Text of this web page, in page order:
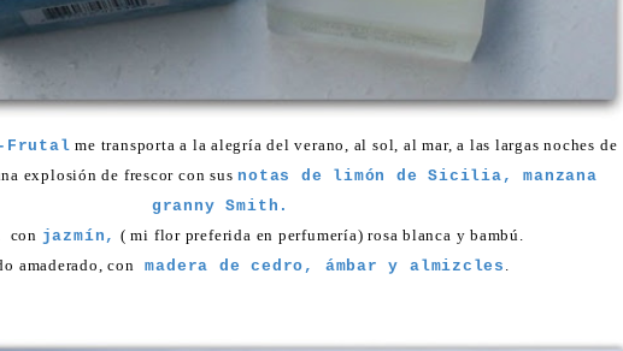
Frutal me transporta a la alegría del verano, al sol, al mar, a las largas noches de
explosión de frescor con sus notas de limón de Sicilia, manzana
granny Smith.
con jazmín, ( mi flor preferida en perfumería) rosa blanca y bambú.
amaderado, con
madera de cedro, ámbar y almizcles